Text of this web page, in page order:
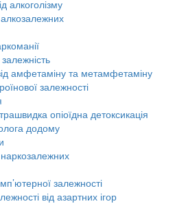
алкоголізму
алкозалежних
амфетаміну та метамфетаміну
залежності
опіоїдна детоксикація
додому
наркозалежних
залежності
від азартних ігор